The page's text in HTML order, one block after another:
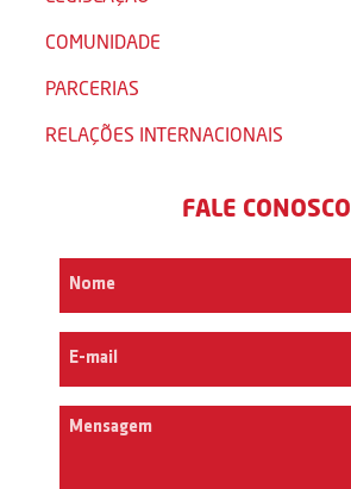
COMUNIDADE
PARCERIAS
RELAÇÕES INTERNACIONAIS
FALE CONOSCO